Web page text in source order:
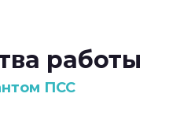
работы
ПСС